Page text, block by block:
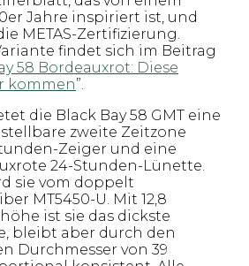
Jahre inspiriert ist, und
METAS-Zertifizierung.
findet sich im Beitrag
58 Bordeauxrot: Diese
kommen”.
die Black Bay 58 GMT eine
zweite Zeitzone
Zeiger und eine
24-Stunden-Lünette.
sie vom doppelt
MT5450-U. Mit 12,8
ist sie das dickste
bleibt aber durch den
Durchmesser von 39